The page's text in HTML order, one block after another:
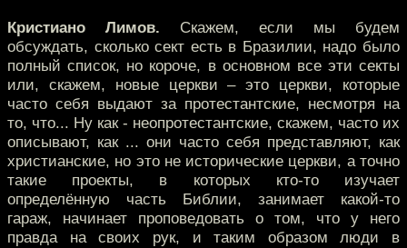
Кристиано Лимов. Скажем, если мы будем
обсуждать, сколько сект есть в Бразилии, надо было
полный список, но короче, в основном все эти секты
или, скажем, новые церкви – это церкви, которые
часто себя выдают за протестантские, несмотря на
то, что... Ну как - неопротестантские, скажем, часто их
описывают, как ... они часто себя представляют, как
христианские, но это не исторические церкви, а точно
такие проекты, в которых кто-то изучает
определённую часть Библии, занимает какой-то
гараж, начинает проповедовать о том, что у него
правда на своих рук, и таким образом люди в